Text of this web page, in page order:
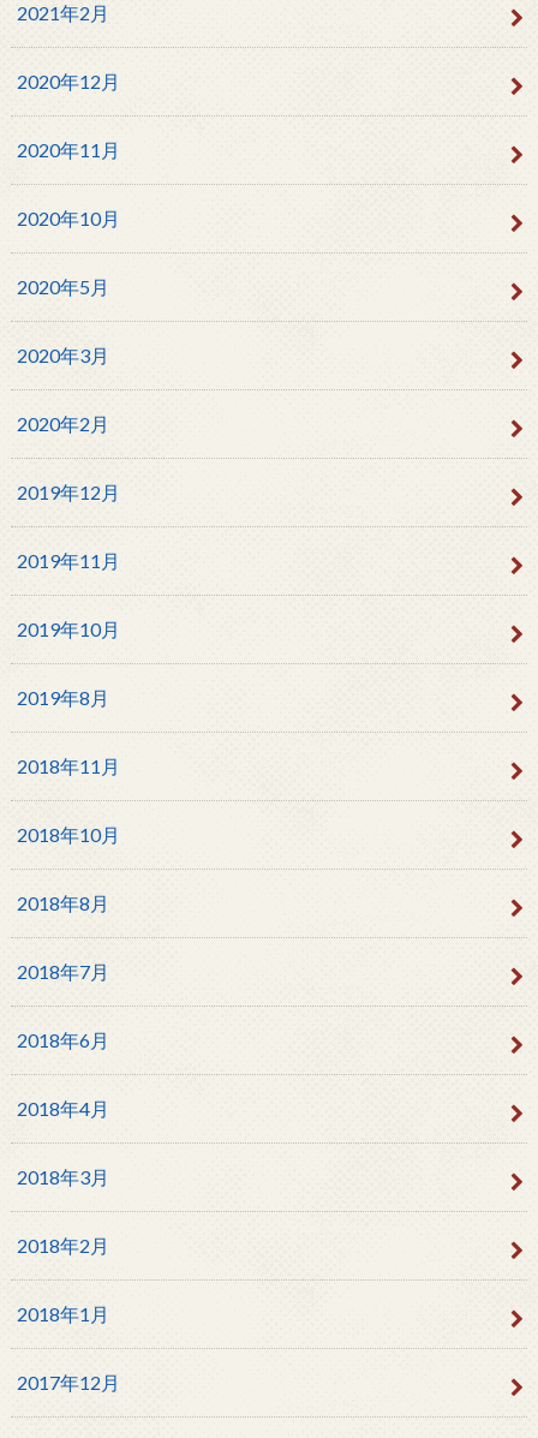
2021年2月
2020年12月
2020年11月
2020年10月
2020年5月
2020年3月
2020年2月
2019年12月
2019年11月
2019年10月
2019年8月
2018年11月
2018年10月
2018年8月
2018年7月
2018年6月
2018年4月
2018年3月
2018年2月
2018年1月
2017年12月